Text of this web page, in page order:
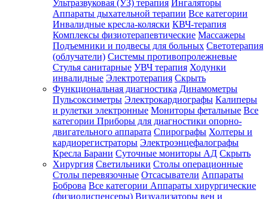
Ультразвуковая (УЗ) терапия Ингаляторы
Аппараты дыхательной терапии Все категории
Инвалидные кресла-коляски КВЧ-терапия
Комплексы физиотерапевтические Массажеры
Подъемники и подвесы для больных Светотерапия
(облучатели) Системы противопролежневые
Стулья санитарные УВЧ терапия Ходунки
инвалидные Электротерапия Скрыть
Функциональная диагностика Динамометры
Пульсоксиметры Электрокардиографы Калиперы
и рулетки электронные Мониторы фетальные Все
категории Приборы для диагностики опорно-
двигательного аппарата Спирографы Холтеры и
кардиорегистраторы Электроэнцефалографы
Кресла Барани Суточные мониторы АД Скрыть
Хирургия Светильники Столы операционные
Столы перевязочные Отсасыватели Аппараты
Боброва Все категории Аппараты хирургические
(физиодиспенсеры) Визуализаторы вен и